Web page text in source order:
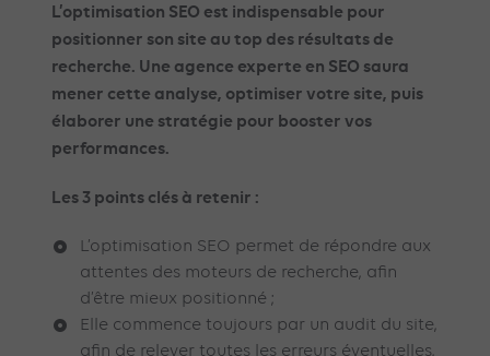
L’optimisation SEO est indispensable pour
positionner son site au top des résultats de
recherche. Une agence experte en SEO saura
mener cette analyse, optimiser votre site, puis
élaborer une stratégie pour booster vos
performances.
Les 3 points clés à retenir :
L’optimisation SEO permet de répondre aux
attentes des moteurs de recherche, afin
d’être mieux positionné ;
Elle commence toujours par un audit du site,
afin de relever toutes les erreurs éventuelles,